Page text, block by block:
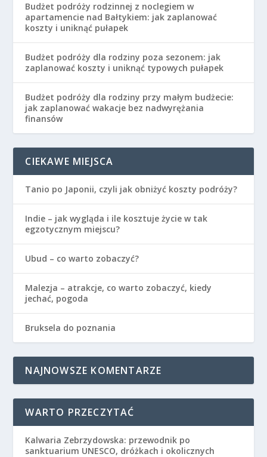
Budżet podróży rodzinnej z noclegiem w
apartamencie nad Bałtykiem: jak zaplanować
koszty i uniknąć pułapek
Budżet podróży dla rodziny poza sezonem: jak
zaplanować koszty i uniknąć typowych pułapek
Budżet podróży dla rodziny przy małym budżecie:
jak zaplanować wakacje bez nadwyrężania
finansów
CIEKAWE MIEJSCA
Tanio po Japonii, czyli jak obniżyć koszty podróży?
Indie – jak wygląda i ile kosztuje życie w tak
egzotycznym miejscu?
Ubud – co warto zobaczyć?
Malezja – atrakcje, co warto zobaczyć, kiedy
jechać, pogoda
Bruksela do poznania
NAJNOWSZE KOMENTARZE
WARTO PRZECZYTAĆ
Kalwaria Zebrzydowska: przewodnik po
sanktuarium UNESCO, dróżkach i okolicznych